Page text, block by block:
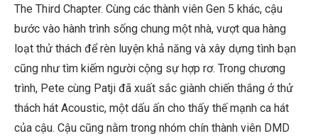
The Third Chapter. Cùng các thành viên Gen 5 khác, cậu
bước vào hành trình sống chung một nhà, vượt qua hàng
loạt thử thách để rèn luyện khả năng và xây dựng tình bạn
cũng như tìm kiếm người cộng sự hợp rơ. Trong chương
trình, Pete cùng Patji đã xuất sắc giành chiến thắng ở thử
thách hát Acoustic, một dấu ấn cho thấy thế mạnh ca hát
của cậu. Cậu cũng nằm trong nhóm chín thành viên DMD